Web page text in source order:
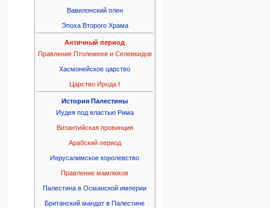
Вавилонский плен
Эпоха Второго Храма
Античный период
Правление Птолемеев и Селевкидов
Хасмонейское царство
Царство Ирода I
История Палестины
Иудея под властью Рима
Византийская провинция
Арабский период
Иерусалимское королевство
Правление мамлюков
Палестина в Османской империи
Британский мандат в Палестине